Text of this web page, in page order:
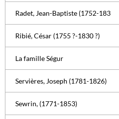
Radet, Jean-Baptiste (1752-183
Ribié, César (1755 ?-1830 ?)
La famille Ségur
Servières, Joseph (1781-1826)
Sewrin, (1771-1853)